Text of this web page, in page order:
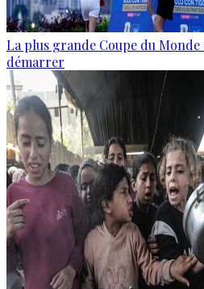
La plus grande Coupe du Monde
démarrer